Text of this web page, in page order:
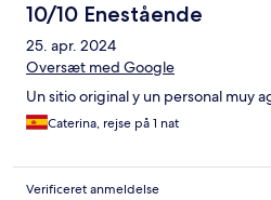
10/10 Enestående
25. apr. 2024
Oversæt med Google
Un sitio original y un personal muy
Caterina, rejse på 1 nat
Verificeret anmeldelse